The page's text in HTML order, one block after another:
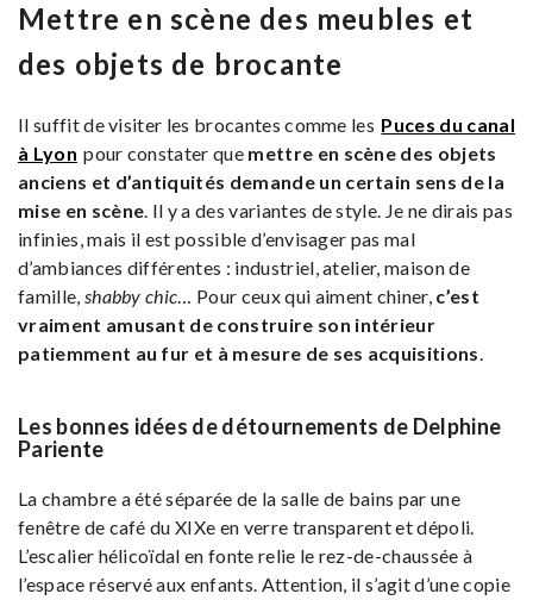
Mettre en scène des meubles et
des objets de brocante
Il suffit de visiter les brocantes comme les Puces du canal
à Lyon pour constater que mettre en scène des objets
anciens et d’antiquités demande un certain sens de la
mise en scène. Il y a des variantes de style. Je ne dirais pas
infinies, mais il est possible d’envisager pas mal
d’ambiances différentes : industriel, atelier, maison de
famille, shabby chic… Pour ceux qui aiment chiner, c’est
vraiment amusant de construire son intérieur
patiemment au fur et à mesure de ses acquisitions.
Les bonnes idées de détournements de Delphine
Pariente
La chambre a été séparée de la salle de bains par une
fenêtre de café du XIXe en verre transparent et dépoli.
L’escalier hélicoïdal en fonte relie le rez-de-chaussée à
l’espace réservé aux enfants. Attention, il s’agit d’une copie